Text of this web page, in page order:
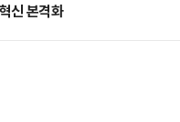
신 본격화